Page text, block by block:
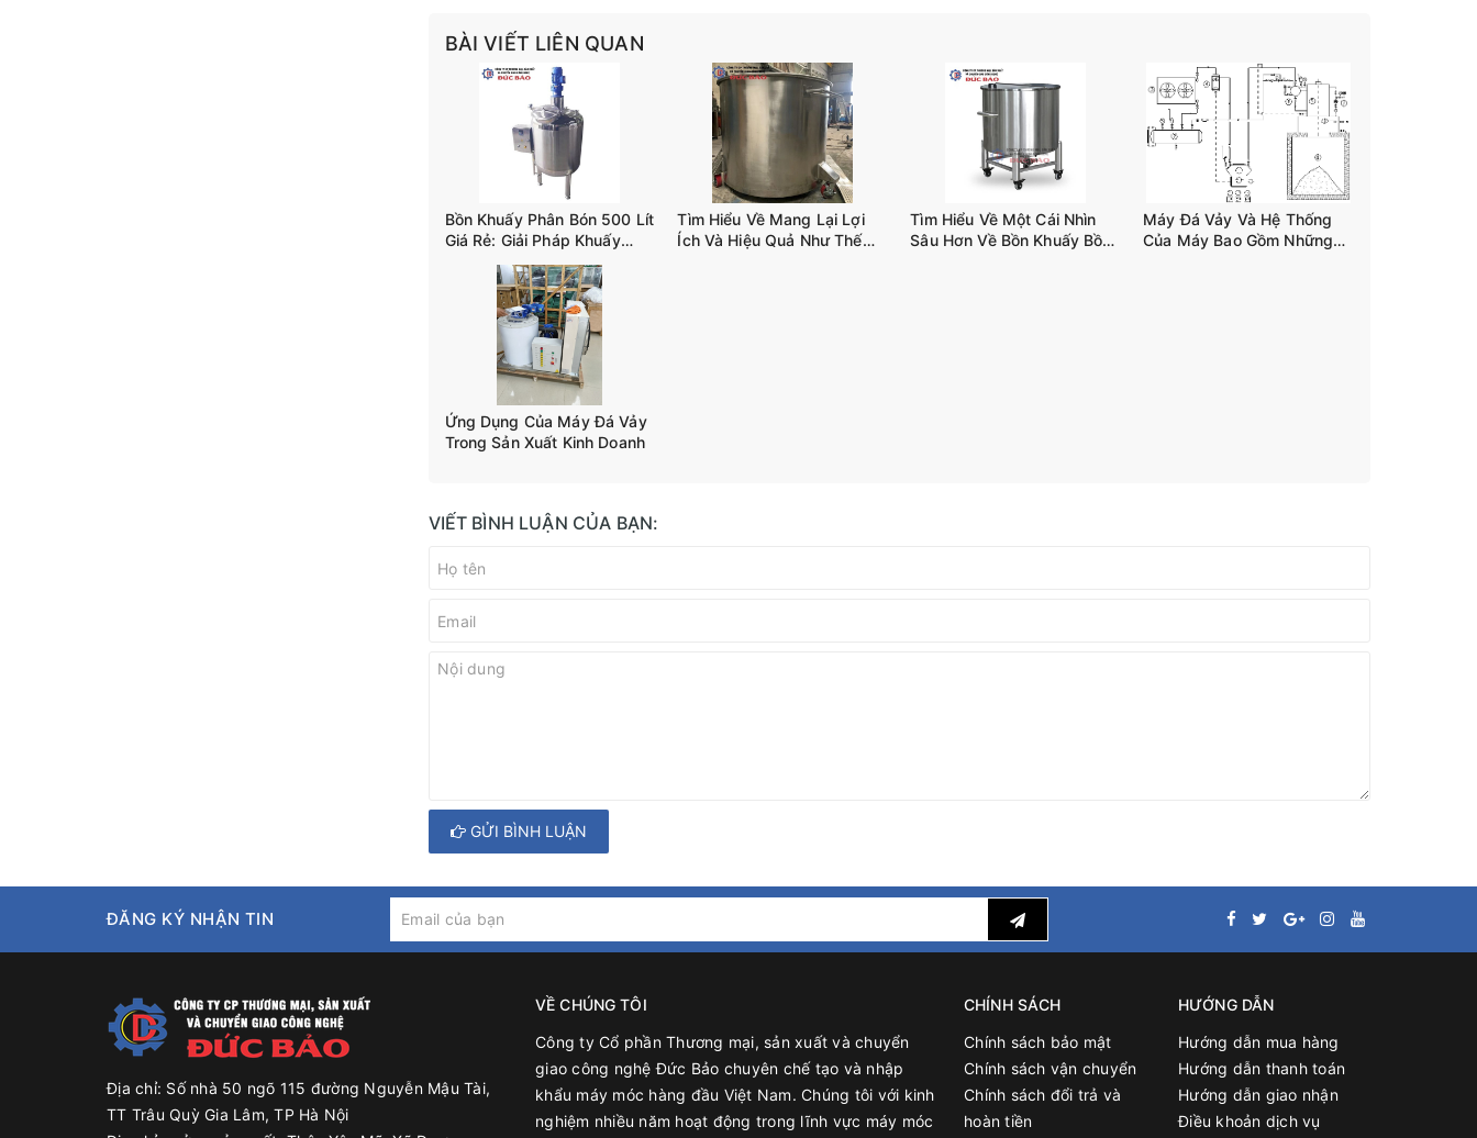
BÀI VIẾT LIÊN QUAN
Bồn Khuấy Phân Bón 500 Lít
Giá Rẻ: Giải Pháp Khuấy
Trộn Tiết Kiệm Chi Phí
Tìm Hiểu Về Mang Lại Lợi
Ích Và Hiệu Quả Như Thế
Tìm Hiểu Về Một Cái Nhìn
Sâu Hơn Về Bồn Khuấy Bồn
Máy Đá Vảy Và Hệ Thống
Của Máy Bao Gồm Những
Ứng Dụng Của Máy Đá Vảy
Trong Sản Xuất Kinh Doanh
VIẾT BÌNH LUẬN CỦA BẠN:
GỬI BÌNH LUẬN
ĐĂNG KÝ NHẬN TIN
Địa chỉ: Số nhà 50 ngõ 115 đường Nguyễn Mậu Tài,
TT Trâu Quỳ Gia Lâm, TP Hà Nội
VỀ CHÚNG TÔI
Công ty Cổ phần Thương mại, sản xuất và chuyển
giao công nghệ Đức Bảo chuyên chế tạo và nhập
khẩu máy móc hàng đầu Việt Nam. Chúng tôi với kinh
nghiệm nhiều năm hoạt động trong lĩnh vực máy móc
CHÍNH SÁCH
Chính sách bảo mật
Chính sách vận chuyển
Chính sách đổi trả và
hoàn tiền
HƯỚNG DẪN
Hướng dẫn mua hàng
Hướng dẫn thanh toán
Hướng dẫn giao nhận
Điều khoản dịch vụ